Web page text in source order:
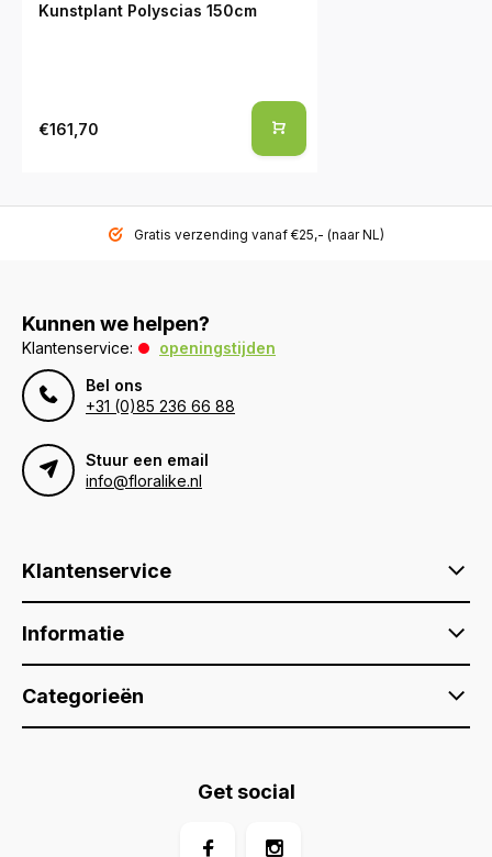
Kunstplant Polyscias 150cm
€161,70
Gratis verzending vanaf €25,- (naar NL)
Kunnen we helpen?
Klantenservice:
openingstijden
Bel ons
+31 (0)85 236 66 88
Stuur een email
info@floralike.nl
Klantenservice
Informatie
Categorieën
Get social